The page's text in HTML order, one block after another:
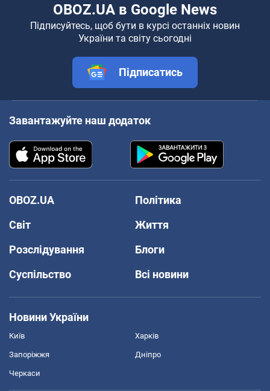
OBOZ.UA в Google News
Підписуйтесь, щоб бути в курсі останніх новин
України та світу сьогодні
Підписатись
Завантажуйте наш додаток
OBOZ.UA
Політика
Світ
Життя
Розслідування
Блоги
Суспільство
Всі новини
Новини України
Київ Харків
Запоріжжя Дніпро
Черкаси